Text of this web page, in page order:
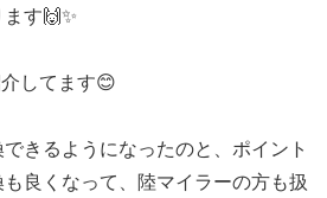
す🙌✨
してます😊
きるようになったのと、ポイント
良くなって、陸マイラーの方も扱